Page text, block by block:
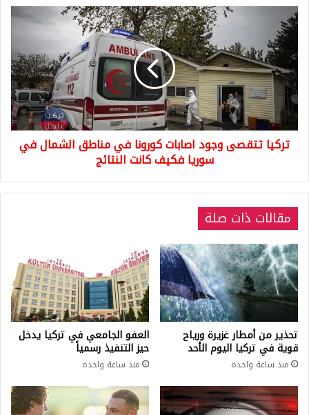
تركيا
تتقصى
وجود
اصابات
كورونا
في
مناطق
الشمال
في
سوريا
النتائج
تركيا تتقصى وجود اصابات كورونا في مناطق الشمال في
سوريا فكيف كانت النتائج
مقالات ذات صلة
تحذير من أمطار غزيرة ورياح
قوية في تركيا اليوم الأحد
منذ ساعة واحدة
العفو الجامعي في تركيا يدخل
حيز التنفيذ رسمياً
منذ ساعة واحدة